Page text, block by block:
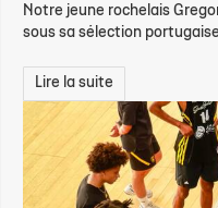
Notre jeune rochelais
sous sa sélection
Lire la suite